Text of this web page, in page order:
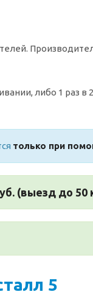
либо 1 раз в
только при
(выезд до 50
5